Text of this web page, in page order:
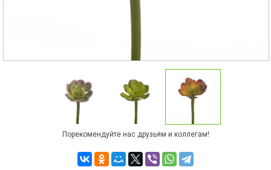
Порекомендуйте нас друзьям и коллегам!